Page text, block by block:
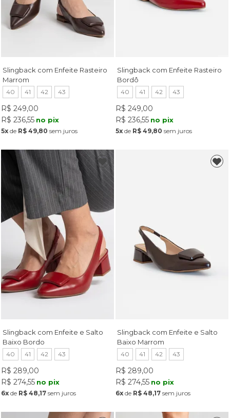
Slingback com Enfeite Rasteiro
Marrom
40 41 42 43
R$ 249,00
R$ 236,55 no pix
5xde R$ 49,80 sem juros
Slingback com Enfeite Rasteiro
Bordô
40 41 42 43
R$ 249,00
R$ 236,55 no pix
5x de R$ 49,80 sem juros
Slingback com Enfeite e Salto
Baixo Bordo
40 41 42 43
R$ 289,00
R$ 274,55 no pix
6xde R$ 48,17sem juros
Slingback com Enfeite e Salto
Baixo Marrom
40 41 42 43
R$ 289,00
R$ 274,55 no pix
6x de R$ 48,17 sem juros